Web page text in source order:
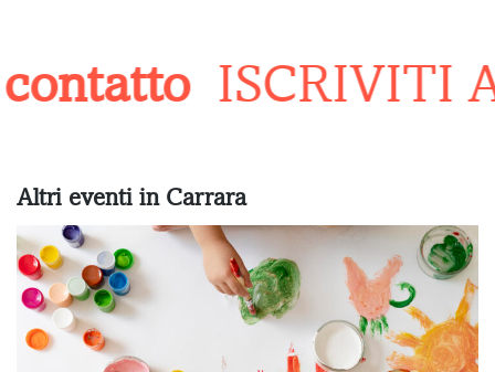
ISCRIVITI
Altri eventi in Carrara